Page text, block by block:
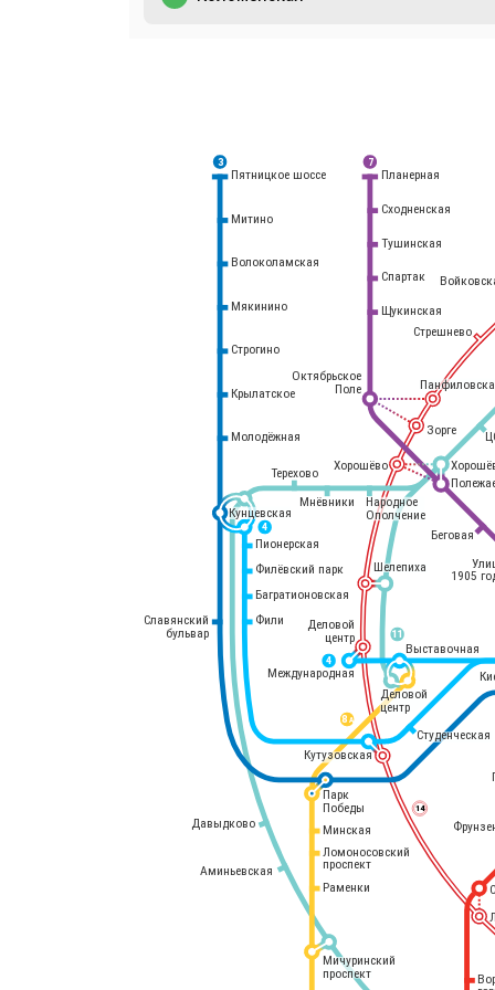
4
3
4
7
8 А
11
14
Деловой
центр
Хорошёво
Зорге
Стрешнево
Планерная
Сходненская
Тушинская
Спартак
Щукинская
Минская
Ломоносовский
проспект
Раменки
Митино
Волоколамская
Мякинино
Строгино
Крылатское
Молодёжная
Кунцевская
Парк
Победы
Пионерская
Филёвский парк
Багратионовская
Фили
Международная
Славянский
бульвар
Выставочная
Пятницкое шоссе
Беговая
1905
Мичуринский
проспект
Аминьевская
Давыдково
Терехово
Мнёвники
Народное
Ополчение
Октябрьское
Поле
Шелепиха
Деловой
центр
Кутузовская
Студенческая
Белорусский
вокзал